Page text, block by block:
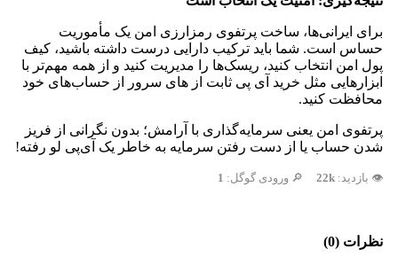
برای ایرانی‌ها، ساخت پرتفوی رمزارزی امن یک مأموریت
حساس است. شما باید ترکیب دارایی درست داشته باشید، کیف
پول امن انتخاب کنید، ریسک‌ها را مدیریت کنید و از همه مهم‌تر با
ابزارهایی مثل خرید آی پی ثابت از های سرور از حساب‌های خود
محافظت کنید.
پرتفوی امن یعنی سرمایه‌گذاری با آرامش؛ بدون نگرانی از فریز
شدن حساب یا از دست رفتن سرمایه به خاطر یک آی‌پی لو رفته!
👁️ بازدید: 22k 🔎 ورودی گوگل: 1
نظرات (0)